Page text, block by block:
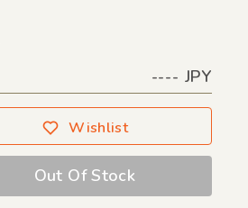
---- JPY
Wishlist
Out Of Stock